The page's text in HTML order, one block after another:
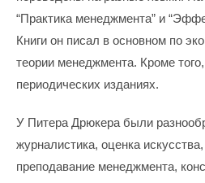
“Практика менеджмента” и
Книги он писал в основном по
теории менеджмента. Кроме
периодических изданиях.
У Питера Дрюкера были
журналистика, оценка
преподавание менеджмента,